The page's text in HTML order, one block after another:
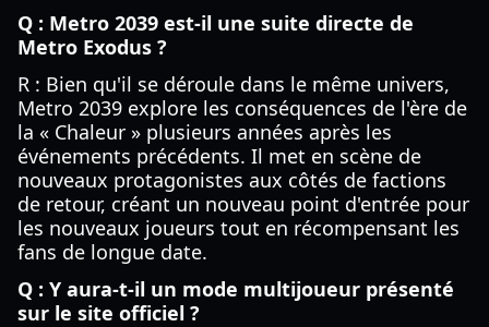
Q : Metro 2039 est-il une suite directe de
Metro Exodus ?
R : Bien qu'il se déroule dans le même univers,
Metro 2039 explore les conséquences de l'ère de
la « Chaleur » plusieurs années après les
événements précédents. Il met en scène de
nouveaux protagonistes aux côtés de factions
de retour, créant un nouveau point d'entrée pour
les nouveaux joueurs tout en récompensant les
fans de longue date.
Q : Y aura-t-il un mode multijoueur présenté
sur le site officiel ?